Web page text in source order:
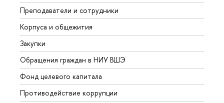
Преподаватели и сотрудники
Корпуса и общежития
Закупки
Обращения граждан в НИУ ВШЭ
Фонд целевого капитала
Противодействие коррупции